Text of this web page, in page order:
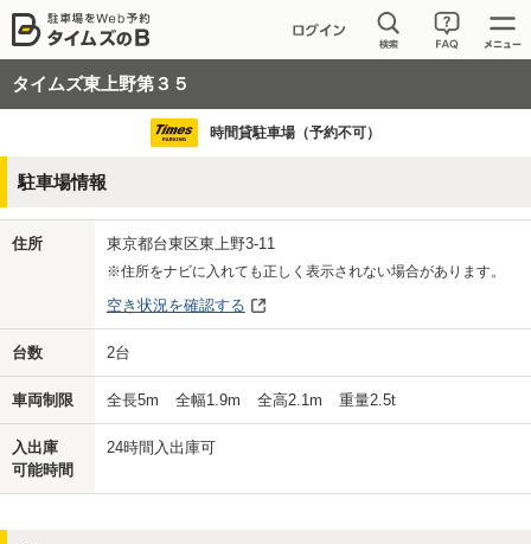
タイムズ東上野第３５
時間貸駐車場（予約不可）
駐車場情報
住所 東京都台東区東上野3-11
※住所をナビに入れても正しく表示されない場合があります。
空き状況を確認する
台数 2台
車両制限 全長5m 全幅1.9m 全高2.1m 重量2.5t
入出庫
可能時間
24時間入出庫可